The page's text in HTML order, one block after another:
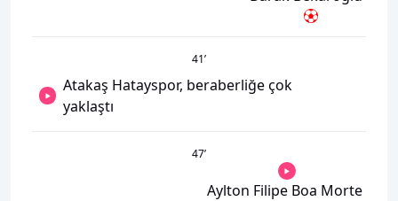
41’
Atakaş Hatayspor, beraberliğe çok
yaklaştı
47’
Aylton Filipe Boa Morte